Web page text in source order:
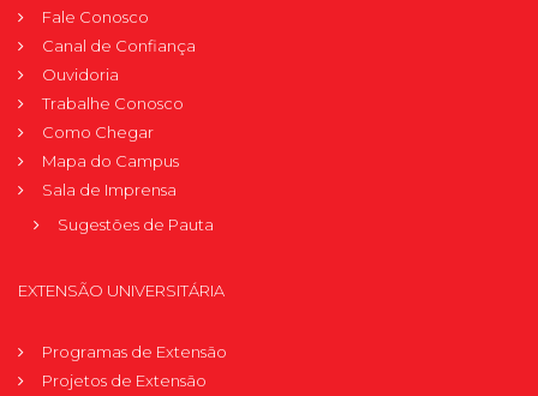
Fale Conosco
Canal de Confiança
Ouvidoria
Trabalhe Conosco
Como Chegar
Mapa do Campus
Sala de Imprensa
Sugestões de Pauta
EXTENSÃO UNIVERSITÁRIA
Programas de Extensão
Projetos de Extensão